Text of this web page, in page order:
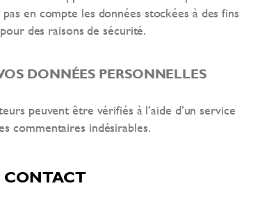
en compte les données stockées à des fins
des raisons de sécurité.
DONNÉES PERSONNELLES
peuvent être vérifiés à l’aide d’un service
commentaires indésirables.
CONTACT